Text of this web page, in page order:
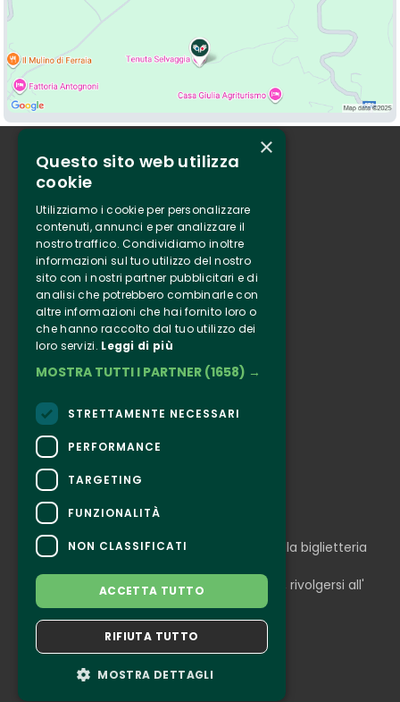
Chi siamo
Tenuta Selvaggia
Contatti
Biglietteria
Clappit
Informazione
Seguici
Facebook
Connect
CONTATTI
Per informazioni e supporto all'acquisto della biglietteria
Per informazioni sul programma e l'evento, rivolgersi all'
organizzatore
Dichiarazione di accessibilità
×
Questo sito web utilizza
cookie
Utilizziamo i cookie per personalizzare
contenuti, annunci e per analizzare il
nostro traffico. Condividiamo inoltre
informazioni sul tuo utilizzo del nostro
sito con i nostri partner pubblicitari e di
analisi che potrebbero combinarle con
altre informazioni che hai fornito loro o
che hanno raccolto dal tuo utilizzo dei
loro servizi. Leggi di più
MOSTRA TUTTI I PARTNER (1658) →
STRETTAMENTE NECESSARI
PERFORMANCE
TARGETING
FUNZIONALITÀ
NON CLASSIFICATI
ACCETTA TUTTO
RIFIUTA TUTTO
MOSTRA DETTAGLI